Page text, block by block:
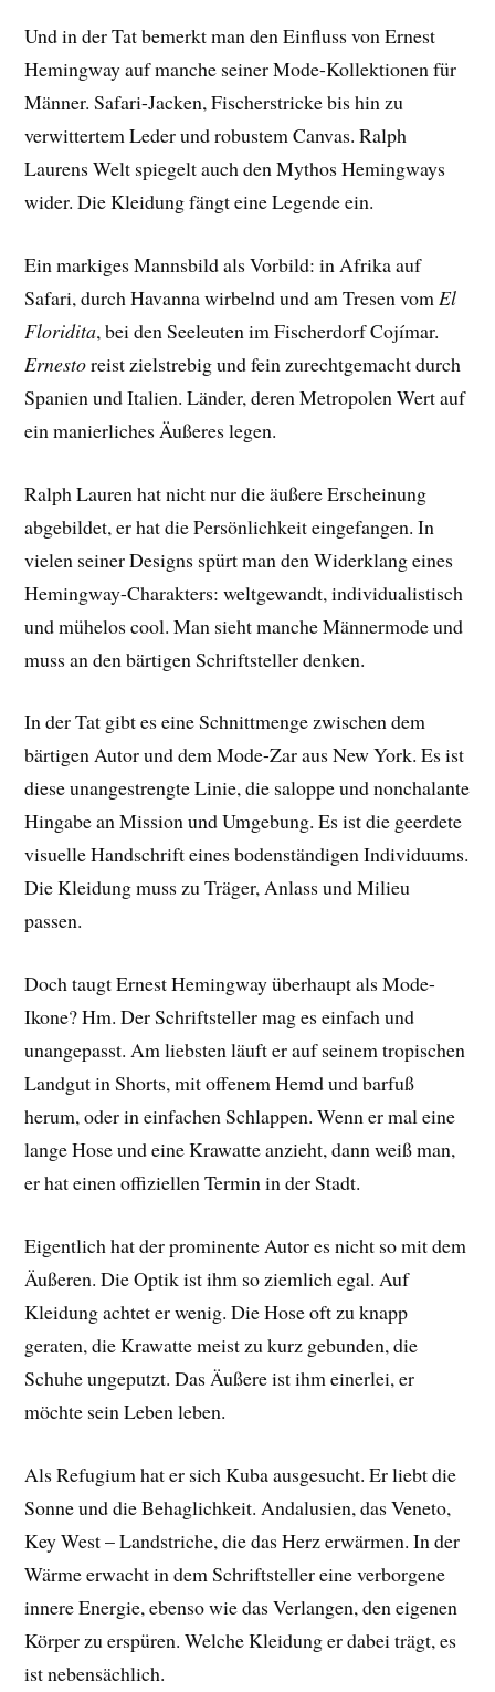
Und in der Tat bemerkt man den Einfluss von Ernest
Hemingway auf manche seiner Mode-Kollektionen für
Männer. Safari-Jacken, Fischerstricke bis hin zu
verwittertem Leder und robustem Canvas. Ralph
Laurens Welt spiegelt auch den Mythos Hemingways
wider. Die Kleidung fängt eine Legende ein.
Ein markiges Mannsbild als Vorbild: in Afrika auf
Safari, durch Havanna wirbelnd und am Tresen vomEl
Floridita, bei den Seeleuten im Fischerdorf Cojímar.
Ernestoreist zielstrebig und fein zurechtgemacht durch
Spanien und Italien. Länder, deren Metropolen Wert auf
ein manierliches Äußeres legen.
Ralph Lauren hat nicht nur die äußere Erscheinung
abgebildet, er hat die Persönlichkeit eingefangen. In
vielen seiner Designs spürt man den Widerklang eines
Hemingway-Charakters: weltgewandt, individualistisch
und mühelos cool. Man sieht manche Männermode und
muss an den bärtigen Schriftsteller denken.
In der Tat gibt es eine Schnittmenge zwischen dem
bärtigen Autor und dem Mode-Zar aus New York. Es ist
diese unangestrengte Linie, die saloppe und nonchalante
Hingabe an Mission und Umgebung. Es ist die geerdete
visuelle Handschrift eines bodenständigen Individuums.
Die Kleidung muss zu Träger, Anlass und Milieu
passen.
Doch taugt Ernest Hemingway überhaupt als Mode-
Ikone? Hm. Der Schriftsteller mag es einfach und
unangepasst. Am liebsten läuft er auf seinem tropischen
Landgut in Shorts, mit offenem Hemd und barfuß
herum, oder in einfachen Schlappen. Wenn er mal eine
lange Hose und eine Krawatte anzieht, dann weiß man,
er hat einen offiziellen Termin in der Stadt.
Eigentlich hat der prominente Autor es nicht so mit dem
Äußeren. Die Optik ist ihm so ziemlich egal. Auf
Kleidung achtet er wenig. Die Hose oft zu knapp
geraten, die Krawatte meist zu kurz gebunden, die
Schuhe ungeputzt. Das Äußere ist ihm einerlei, er
möchte sein Leben leben.
Als Refugium hat er sich Kuba ausgesucht. Er liebt die
Sonne und die Behaglichkeit. Andalusien, das Veneto,
Key West – Landstriche, die das Herz erwärmen. In der
Wärme erwacht in dem Schriftsteller eine verborgene
innere Energie, ebenso wie das Verlangen, den eigenen
Körper zu erspüren. Welche Kleidung er dabei trägt, es
ist nebensächlich.